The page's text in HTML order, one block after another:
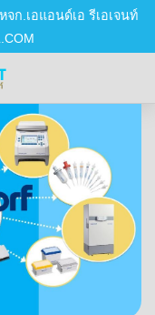
หจก.เอแอนด์เอ รีเอเจนท์